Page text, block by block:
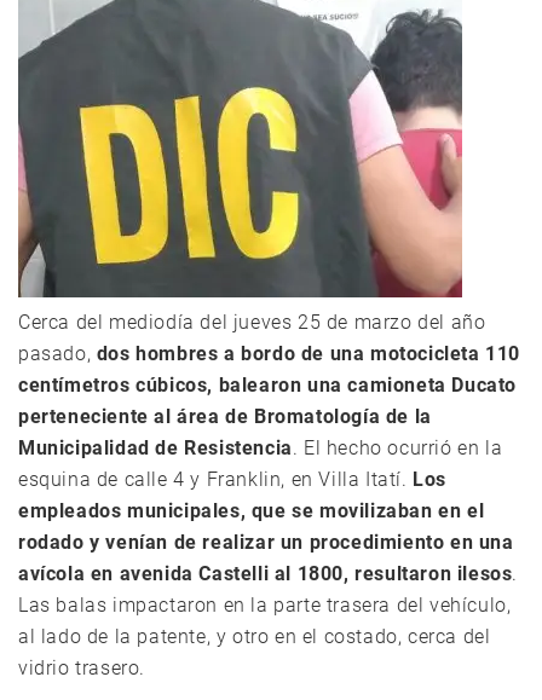
Cerca del mediodía del jueves 25 de marzo del año
pasado, dos hombres a bordo de una motocicleta 110
centímetros cúbicos, balearon una camioneta Ducato
perteneciente al área de Bromatología de la
Municipalidad de Resistencia. El hecho ocurrió en la
esquina de calle 4 y Franklin, en Villa Itatí. Los
empleados municipales, que se movilizaban en el
rodado y venían de realizar un procedimiento en una
avícola en avenida Castelli al 1800, resultaron ilesos.
Las balas impactaron en la parte trasera del vehículo,
al lado de la patente, y otro en el costado, cerca del
vidrio trasero.